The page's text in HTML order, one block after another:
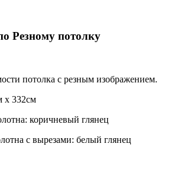
Резному потолку
потолка с резным изображением.
x 332см
коричневый глянец
с вырезами: белый глянец